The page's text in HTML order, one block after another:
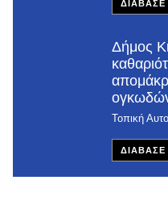
ΔΙΑΒΑΣΕ
Δήμος
ογκωδών
Τοπική
ΔΙΑΒΑΣΕ